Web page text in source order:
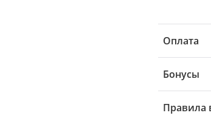
Оплата
Бонусы
Правила